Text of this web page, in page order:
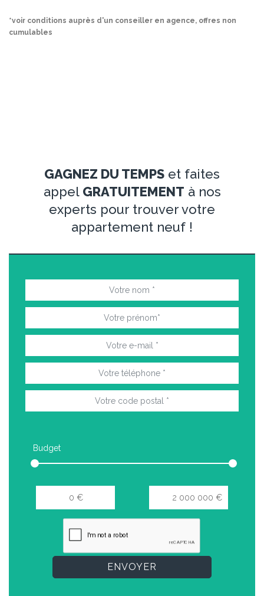
*voir conditions auprès d'un conseiller en agence, offres non
cumulables
GAGNEZ DU TEMPS et faites
appel GRATUITEMENT à nos
experts pour trouver votre
appartement neuf !
Budget
ENVOYER